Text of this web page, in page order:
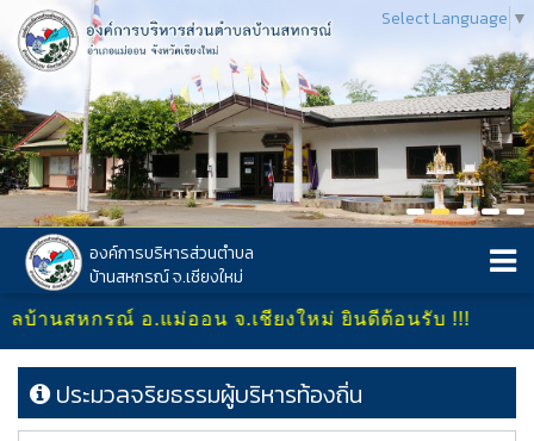
Select Language ▼
องค์การบริหารส่วนตำบล
บ้านสหกรณ์ จ.เชียงใหม่
บ้านสหกรณ์ อ.แม่ออน จ.เชียงใหม่ ยินดีต้อนรับ !!!
ประมวลจริยธรรมผู้บริหารท้องถิ่น